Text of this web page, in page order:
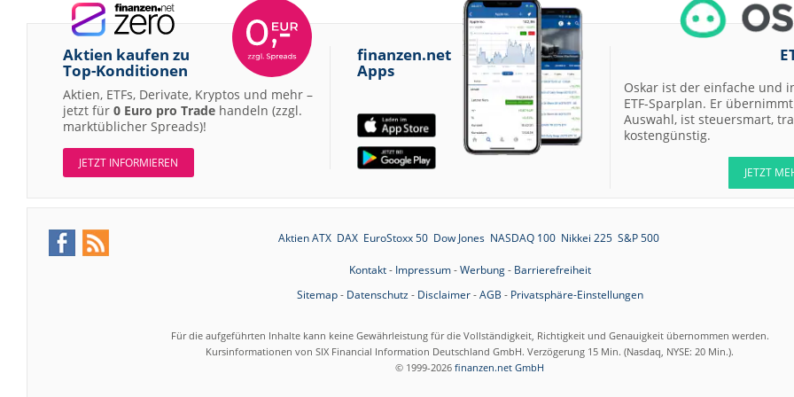
07.08.26
Allianz Hold
Merck Market-
07.08.26
Allianz Sector
Perform
07.08.26
07.08.26
Airbus Hold
Aktien kaufen zu
Top-Konditionen
Aktien, ETFs, Derivate, Kryptos und mehr –
jetzt für 0 Euro pro Trade handeln (zzgl.
marktüblicher Spreads)!
JETZT INFORMIEREN
finanzen.net
Apps
Oskar ist der einfache und
ETF-Sparplan. Er übernimmt
Auswahl, ist steuersmart,
kostengünstig.
JETZT
Aktien ATX DAX EuroStoxx 50 Dow Jones NASDAQ 100 Nikkei 225 S&P 500
Kontakt- Impressum-Werbung- Barrierefreiheit
Sitemap- Datenschutz- Disclaimer-AGB - Privatsphäre-Einstellungen
Für die aufgeführten Inhalte kann keine Gewährleistung für die Vollständigkeit, Richtigkeit und Genauigkeit übernommen werden.
Kursinformationen von SIX Financial Information Deutschland GmbH. Verzögerung 15 Min. (Nasdaq, NYSE: 20 Min.).
© 1999-2026 finanzen.net GmbH